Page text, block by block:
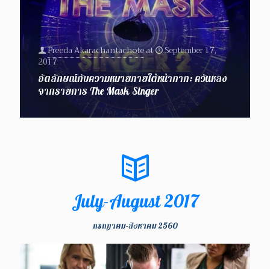
Preeda Akarachantachoteat
September 17,
2017
อัตลักษณ์กับความหมายภายใต้หน้ากาก: ควันหลง
จากรายการ The Mask Singer
July-August 2017
กรกฎาคม-สิงหาคม 2560